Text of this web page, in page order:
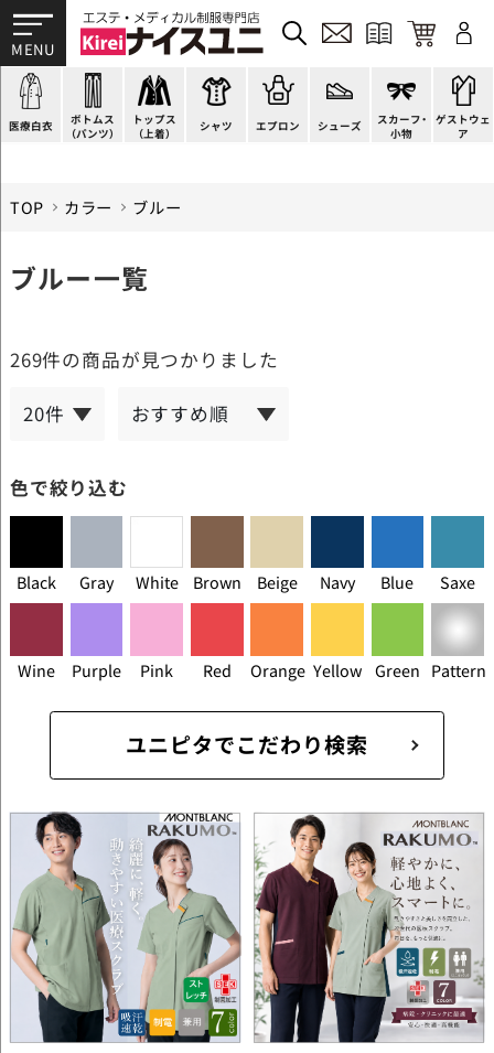
医療白衣
ドクターコート
ドクタージャケット
医療用ジャケット
ケーシージャケット
ボトムス
（パンツ）
パンツ
スクラブパンツ
スカート
キュロット
トップス
（上着）
オーバーブラウス
ベスト
アウター
アンダーウェア
シャツ
カットソー
ブラウス
ポロシャツ
Tシャツ
エプロン
H型エプロン
腰下エプロン
ラップエプロン
エプロンドレス
シューズ
スニーカー
サンダル
ナースシューズ
パンプス
スカーフ・
小物
すべて
スカーフ・リボン
バッグ
ゲストウェ
ア
ゲストウェア
施術衣
マタニティユニフォーム
衛生アイテム
TOP カラー ブルー
ブルー一覧
269件の商品が見つかりました
色で絞り込む
Black Gray White Brown Beige Navy Blue Saxe
Wine Purple Pink Red Orange Yellow Green Pattern
ユニピタでこだわり検索